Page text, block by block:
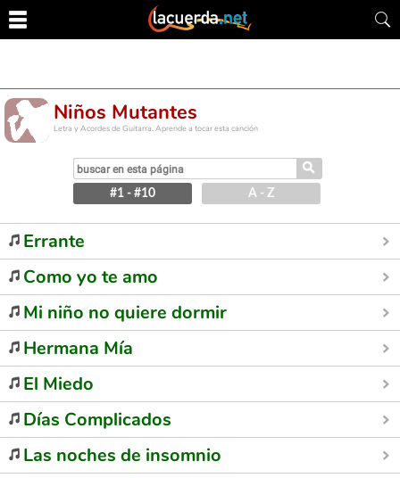
Niños Mutantes
Letra y Acordes de Guitarra. Aprende a tocar esta canción
⚲
#1 - #10 A - Z
Errante
Como yo te amo
Mi niño no quiere dormir
Hermana Mía
El Miedo
Días Complicados
Las noches de insomnio